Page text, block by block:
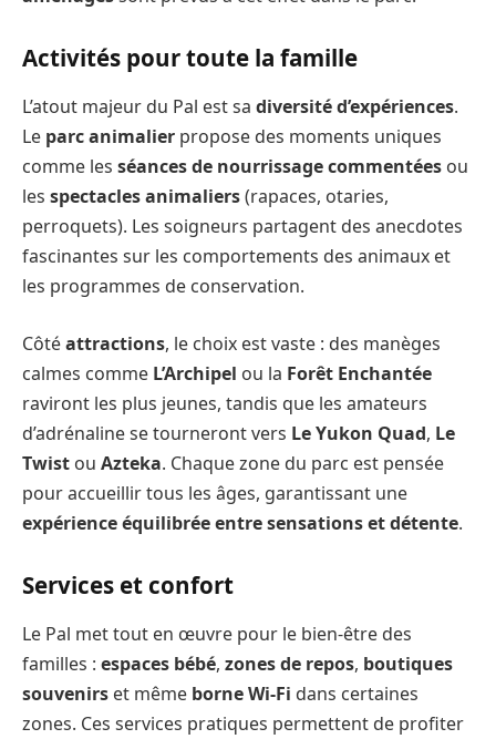
Activités pour toute la famille
L’atout majeur du Pal est sa diversité d’expériences.
Le parc animalier propose des moments uniques
comme les séances de nourrissage commentées ou
les spectacles animaliers(rapaces, otaries,
perroquets). Les soigneurs partagent des anecdotes
fascinantes sur les comportements des animaux et
les programmes de conservation.
Côtéattractions, le choix est vaste : des manèges
calmes comme L’Archipel ou la Forêt Enchantée
raviront les plus jeunes, tandis que les amateurs
d’adrénaline se tourneront vers Le Yukon Quad, Le
Twist ou Azteka. Chaque zone du parc est pensée
pour accueillir tous les âges, garantissant une
expérience équilibrée entre sensations et détente.
Services et confort
Le Pal met tout en œuvre pour le bien-être des
familles : espaces bébé, zones de repos, boutiques
souvenirs et même borne Wi-Fi dans certaines
zones. Ces services pratiques permettent de profiter